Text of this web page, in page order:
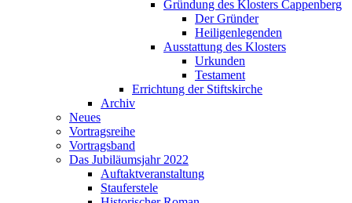
Gründung des Klosters Cappenberg
Der Gründer
Heiligenlegenden
Ausstattung des Klosters
Urkunden
Testament
Errichtung der Stiftskirche
Archiv
Neues
Vortragsreihe
Vortragsband
Das Jubiläumsjahr 2022
Auftaktveranstaltung
Stauferstele